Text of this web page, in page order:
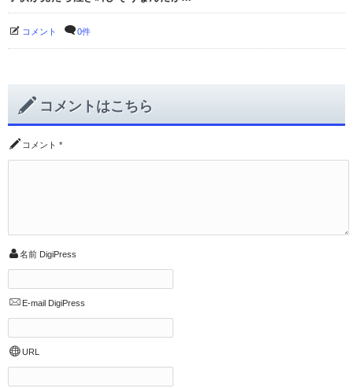
コメント 0件
コメントはこちら
コメント *
名前 DigiPress
E-mail DigiPress
URL